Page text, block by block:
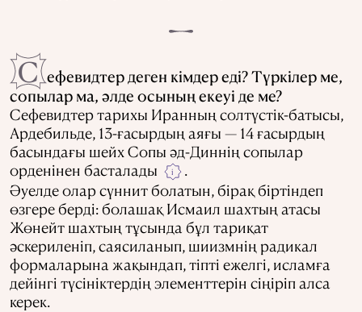
С ефевидтер деген кімдер еді? Түркілер ме,
сопылар ма, әлде осының екеуі де ме?
Сефевидтер тарихы Иранның солтүстік-батысы,
Ардебильде, 13-ғасырдың аяғы — 14 ғасырдың
басындағы шейх Сопы әд-Диннің сопылар
орденінен басталады
i
.
Әуелде олар сүннит болатын, бірақ біртіндеп
өзгере берді: болашақ Исмаил шахтың атасы
Жөнейт шахтың тұсында бұл тариқат
әскериленіп, саясиланып, шиизмнің радикал
формаларына жақындап, тіпті ежелгі, исламға
дейінгі түсініктердің элементтерін сіңіріп алса
керек.